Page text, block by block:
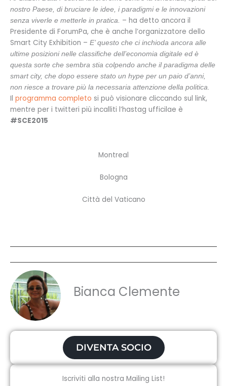
nostro Paese, di bruciare le idee, i paradigmi e le innovazioni
senza viverle e metterle in pratica. – ha detto ancora il
Presidente di ForumPa, che è anche l’organizzatore dello
Smart City Exhibition – E’ questo che ci inchioda ancora alle
ultime posizioni nelle classifiche dell’economia digitale ed è
questa sorte che sembra stia colpendo anche il paradigma delle
smart city, che dopo essere stato un hype per un paio d’anni,
non riesce a trovare più la necessaria attenzione della politica.
Il programma completo si può visionare cliccando sul link,
mentre per i twitteri più incalliti l’hastag ufficilae è
#SCE2015
Montreal
Bologna
Città del Vaticano
Bianca Clemente
DIVENTA SOCIO
Iscriviti alla nostra Mailing List!